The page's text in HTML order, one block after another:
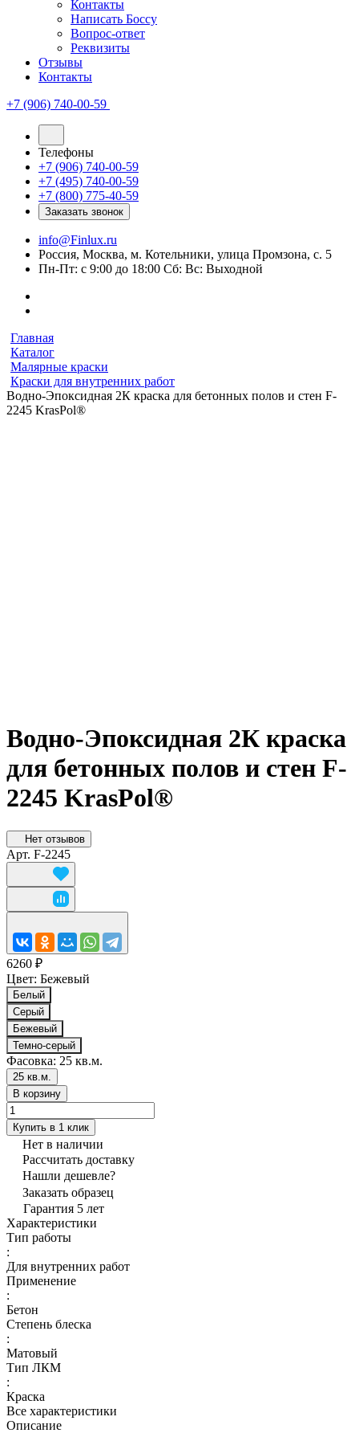
Контакты
Написать Боссу
Вопрос-ответ
Реквизиты
Отзывы
Контакты
+7 (906) 740-00-59
Телефоны
+7 (906) 740-00-59
+7 (495) 740-00-59
+7 (800) 775-40-59
Заказать звонок
info@Finlux.ru
Россия, Москва, м. Котельники, улица Промзона, с. 5
Пн-Пт: с 9:00 до 18:00 Сб: Вс: Выходной
Главная
Каталог
Малярные краски
Краски для внутренних работ
Водно-Эпоксидная 2К краска для бетонных полов и стен F-
2245 KrasPol®
Водно-Эпоксидная 2К краска
для бетонных полов и стен F-
2245 KrasPol®
Нет отзывов
Арт. F-2245
6260 ₽
Цвет: Бежевый
Белый
Серый
Бежевый
Темно-серый
Фасовка: 25 кв.м.
25 кв.м.
В корзину
Купить в 1 клик
Нет в наличии
Рассчитать доставку
Нашли дешевле?
Заказать образец
Гарантия 5 лет
Характеристики
Тип работы
:
Для внутренних работ
Применение
:
Бетон
Степень блеска
:
Матовый
Тип ЛКМ
:
Краска
Все характеристики
Описание